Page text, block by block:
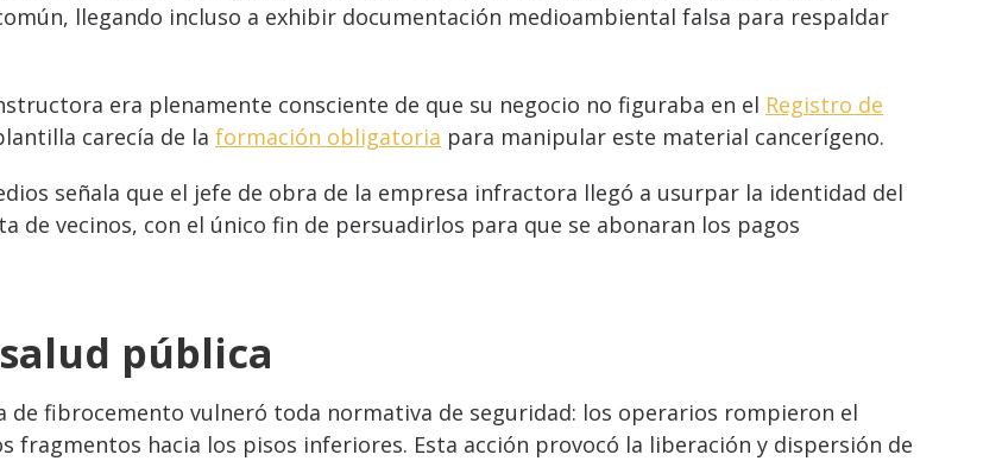
llegando incluso a exhibir documentación medioambiental falsa para respaldar
era plenamente consciente de que su negocio no figuraba en el Registro de
carecía de la formación obligatoria para manipular este material cancerígeno.
señala que el jefe de obra de la empresa infractora llegó a usurpar la identidad del
de vecinos, con el único fin de persuadirlos para que se abonaran los pagos
pública
fibrocemento vulneró toda normativa de seguridad: los operarios rompieron el
hacia los pisos inferiores. Esta acción provocó la liberación y dispersión de